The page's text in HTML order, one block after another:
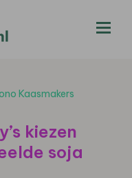
Kaasmakers
kiezen
soja